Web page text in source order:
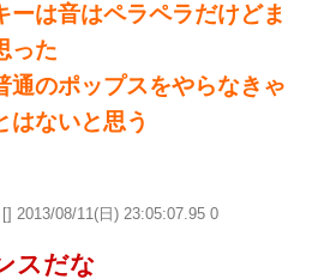
ーは音はペラペラだけどま
った
通のポップスをやらなきゃ
はないと思う
[] 2013/08/11(日) 23:05:07.95 0
スだな